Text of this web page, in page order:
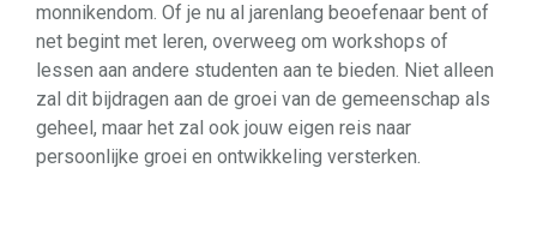
monnikendom. Of je nu al jarenlang beoefenaar bent of
net begint met leren, overweeg om workshops of
lessen aan andere studenten aan te bieden. Niet alleen
zal dit bijdragen aan de groei van de gemeenschap als
geheel, maar het zal ook jouw eigen reis naar
persoonlijke groei en ontwikkeling versterken.